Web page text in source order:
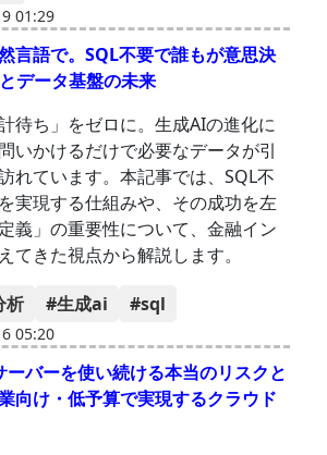
01:29
言語で。SQL不要で誰もが意思決
データ基盤の未来
待ち」をゼロに。生成AIの進化に
いかけるだけで必要なデータが引
れています。本記事では、SQL不
実現する仕組みや、その成功を左
義」の重要性について、金融イン
てきた視点から解説します。
析 #生成ai #sql
05:20
バーを使い続ける本当のリスクと
向け・低予算で実現するクラウド